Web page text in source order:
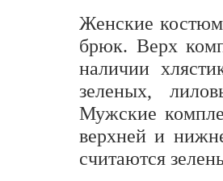
Женские
брюк. Верх
наличии
зеленых,
Мужские
верхней и
считаются